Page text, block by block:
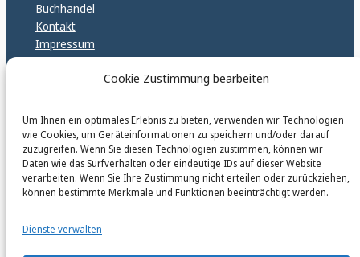
Cookie Zustimmung bearbeiten
Um Ihnen ein optimales Erlebnis zu bieten, verwenden wir Technologien
wie Cookies, um Geräteinformationen zu speichern und/oder darauf
zuzugreifen. Wenn Sie diesen Technologien zustimmen, können wir
Daten wie das Surfverhalten oder eindeutige IDs auf dieser Website
verarbeiten. Wenn Sie Ihre Zustimmung nicht erteilen oder zurückziehen,
können bestimmte Merkmale und Funktionen beeinträchtigt werden.
Dienste verwalten
Buchhandel
Kontakt
Impressum
Datenschutz
Cookie Policy (EU)
karinfischerverlag_ac
@karinfischerverlag_ac